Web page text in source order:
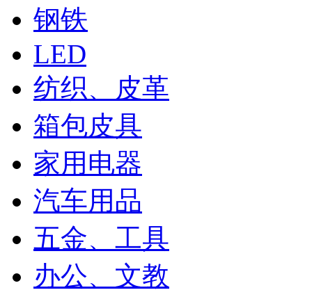
钢铁
LED
纺织、皮革
箱包皮具
家用电器
汽车用品
五金、工具
办公、文教